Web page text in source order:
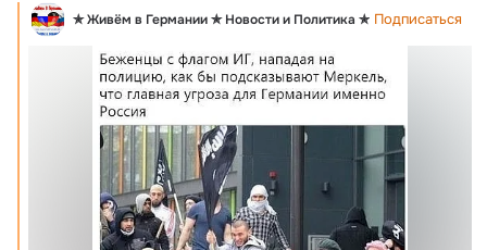
✯ Живём в Германии ✯ Новости и Политика ✯ Подписаться